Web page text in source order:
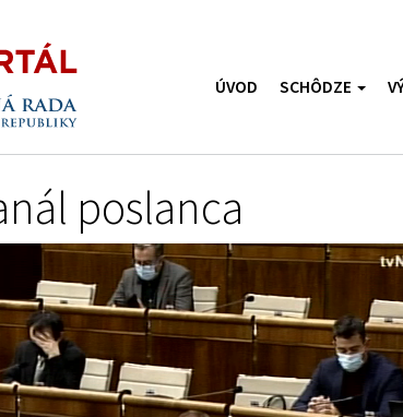
ÚVOD SCHÔDZE
poslanca